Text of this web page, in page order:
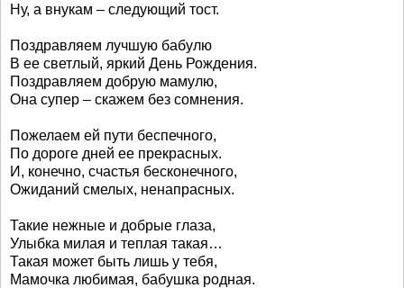
Ну, а внукам – следующий тост.
Поздравляем лучшую бабулю
В ее светлый, яркий День Рождения.
Поздравляем добрую мамулю,
Она супер – скажем без сомнения.
Пожелаем ей пути беспечного,
По дороге дней ее прекрасных.
И, конечно, счастья бесконечного,
Ожиданий смелых, ненапрасных.
Такие нежные и добрые глаза,
Улыбка милая и теплая такая…
Такая может быть лишь у тебя,
Мамочка любимая, бабушка родная.